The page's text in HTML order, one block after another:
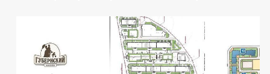
КАРТА НОВОСТРОЕК
ЗАСТРОЙЩИКИ
ВСЕ КОТТЕДЖНЫЕ ПОСЕЛКИ